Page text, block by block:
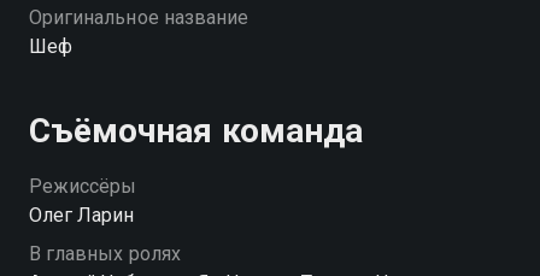
Посмотреть онлайн 4 сезон сериала Шеф (2012) вы
Оригинальное название
Шеф
Съёмочная команда
Режиссёры
Олег Ларин
В главных ролях